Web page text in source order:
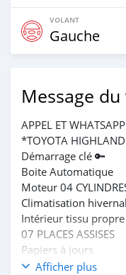
VOLANT
Gauche
Message
APPEL ET
*TOYOTA
Démarrage clé 🔑
Boite Automatique
Moteur 04
Climatisation
Intérieur tissu propre
07 PLACES ASSISES
Papiers à jours
Série CJ
Afficher plus